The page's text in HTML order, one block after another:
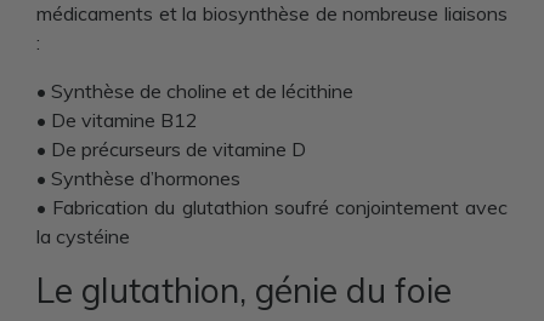
médicaments et la biosynthèse de nombreuse liaisons
:
• Synthèse de choline et de lécithine
• De vitamine B12
• De précurseurs de vitamine D
• Synthèse d’hormones
• Fabrication du glutathion soufré conjointement avec
la cystéine
Le glutathion, génie du foie